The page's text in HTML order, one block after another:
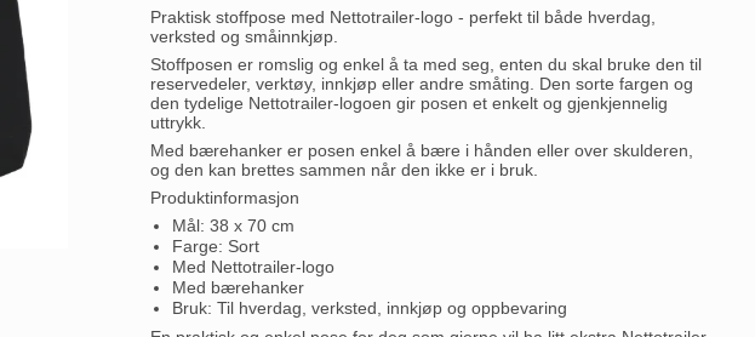
Praktisk stoffpose med Nettotrailer-logo - perfekt til både hverdag,
verksted og småinnkjøp.
Stoffposen er romslig og enkel å ta med seg, enten du skal bruke den til
reservedeler, verktøy, innkjøp eller andre småting. Den sorte fargen og
den tydelige Nettotrailer-logoen gir posen et enkelt og gjenkjennelig
uttrykk.
Med bærehanker er posen enkel å bære i hånden eller over skulderen,
og den kan brettes sammen når den ikke er i bruk.
Produktinformasjon
Mål: 38 x 70 cm
Farge: Sort
Med Nettotrailer-logo
Med bærehanker
Bruk: Til hverdag, verksted, innkjøp og oppbevaring